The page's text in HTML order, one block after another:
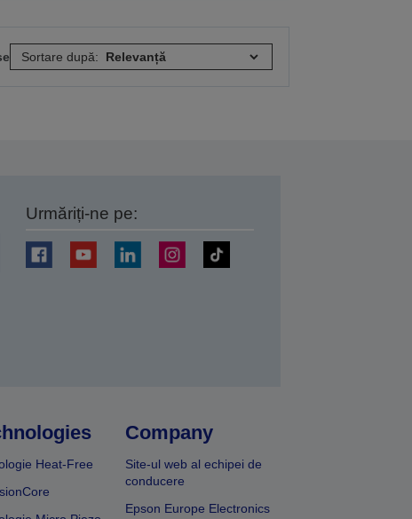
Sortare după:
Urmăriți-ne pe:
Heat-Free
Company
Site-ul web al echipei de
conducere
Epson Europe Electronics